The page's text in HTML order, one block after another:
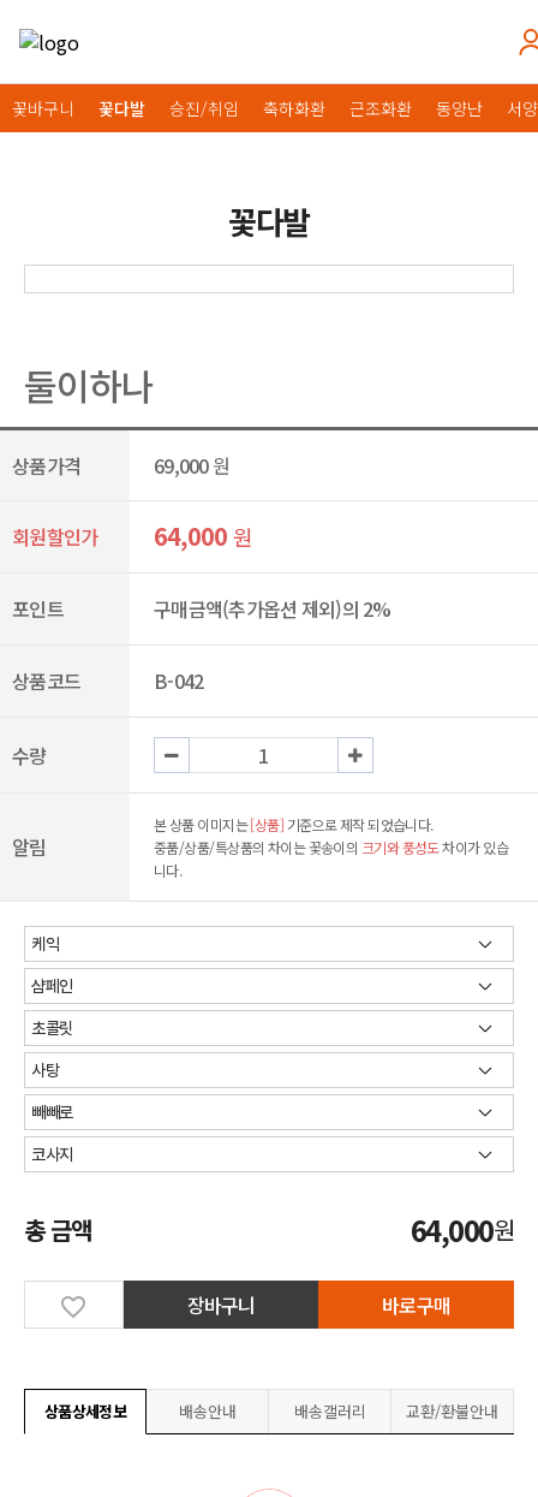
꽃바구니 꽃다발 승진/취임 축하화환 근조화환 동양난 서
꽃다발
둘이하나
상품가격 69,000원
회원할인가 64,000원
포인트 구매금액(추가옵션 제외)의 2%
상품코드 B-042
수량
알림
본 상품 이미지는[상품] 기준으로 제작 되었습니다.
중품/상품/특상품의 차이는 꽃송이의 크기와 풍성도차이가 있습
니다.
총 금액 64,000원
장바구니 바로구매
상품상세정보 배송안내 배송갤러리 교환/환불안내